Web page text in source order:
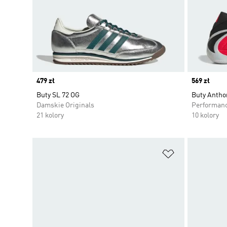
Price
479 zł
Buty SL 72 OG
Damskie Originals
21 kolory
Price
569 zł
Buty
10 kolory